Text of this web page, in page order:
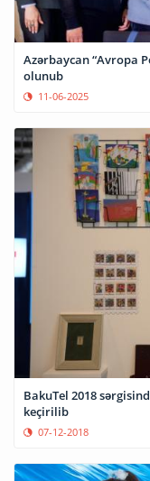
Azərbaycan “Avropa
olunub
11-06-2025
BakuTel 2018
keçirilib
07-12-2018